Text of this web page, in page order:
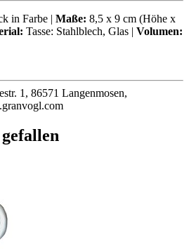
in Farbe | Maße: 8,5 x 9 cm (Höhe x
Tasse: Stahlblech, Glas | Volumen:
1, 86571 Langenmosen,